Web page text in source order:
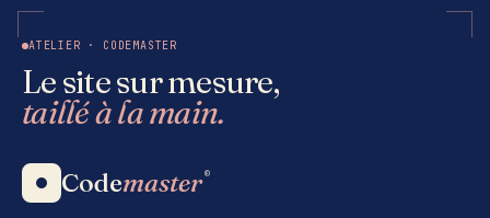
ATELIER · CODEMASTER
Le site sur mesure,
taillé à la main.
Codemaster®